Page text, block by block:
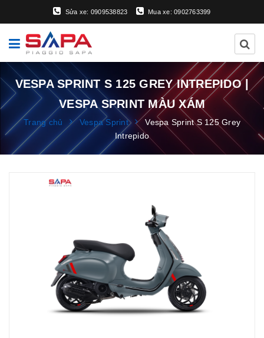
Sửa xe: 0909538823 Mua xe: 0902763399
VESPA SPRINT S 125 GREY INTREPIDO |
VESPA SPRINT MÀU XÁM
Trang chủ Vespa Sprint
Vespa Sprint S 125 Grey
Intrepido